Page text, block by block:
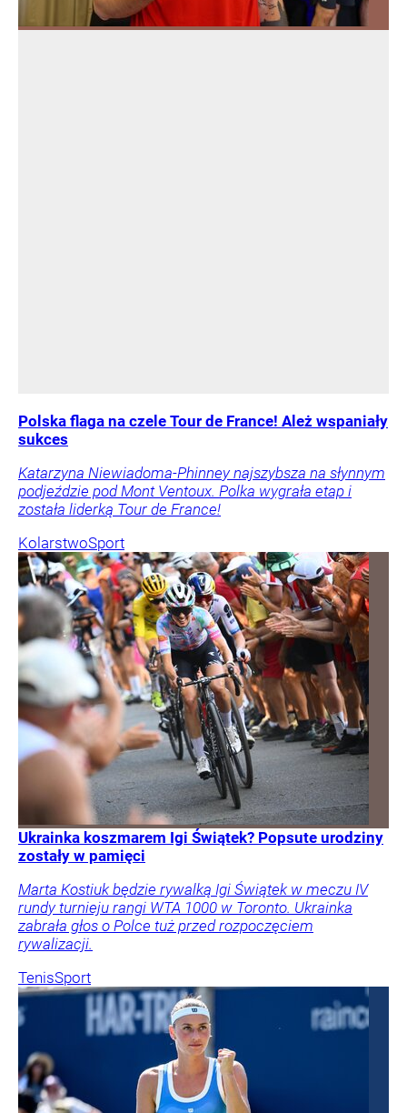
Polska flaga na czele Tour de France! Ależ wspaniały
sukces
Katarzyna Niewiadoma-Phinney najszybsza na słynnym
podjeździe pod Mont Ventoux. Polka wygrała etap i
została liderką Tour de France!
KolarstwoSport
Ukrainka koszmarem Igi Świątek? Popsute urodziny
zostały w pamięci
Marta Kostiuk będzie rywalką Igi Świątek w meczu IV
rundy turnieju rangi WTA 1000 w Toronto. Ukrainka
zabrała głos o Polce tuż przed rozpoczęciem
rywalizacji.
TenisSport